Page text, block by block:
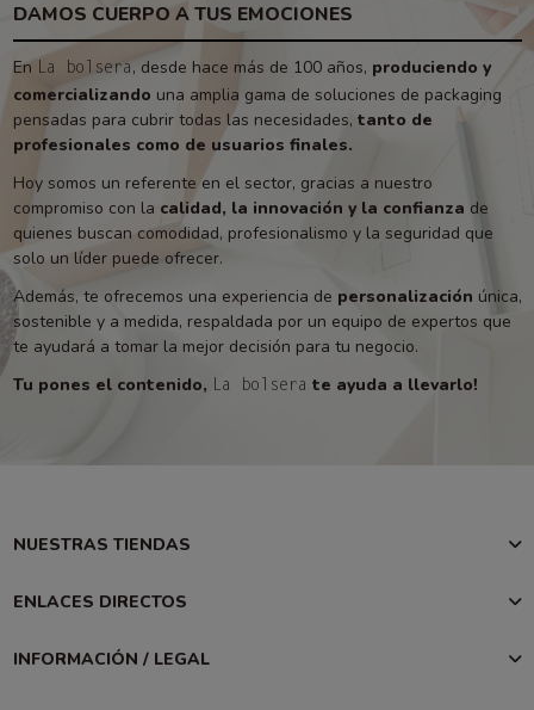
DAMOS CUERPO A TUS EMOCIONES
En La bolsera, desde hace más de 100 años, produciendo y
comercializando una amplia gama de soluciones de packaging
pensadas para cubrir todas las necesidades, tanto de
profesionales como de usuarios finales.
Hoy somos un referente en el sector, gracias a nuestro
compromiso con la calidad, la innovación y la confianza de
quienes buscan comodidad, profesionalismo y la seguridad que
solo un líder puede ofrecer.
Además, te ofrecemos una experiencia de personalización única,
sostenible y a medida, respaldada por un equipo de expertos que
te ayudará a tomar la mejor decisión para tu negocio.
Tu pones el contenido, La bolsera te ayuda a llevarlo!
NUESTRAS TIENDAS
ENLACES DIRECTOS
INFORMACIÓN / LEGAL